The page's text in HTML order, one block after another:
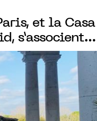
et la Casa
s’associent
Federico